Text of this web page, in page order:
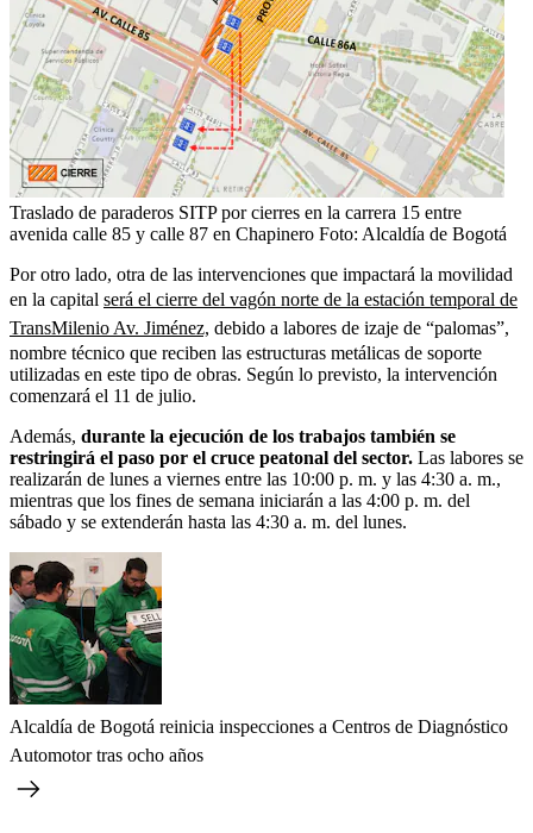
Traslado de paraderos SITP por cierres en la carrera 15 entre
avenida calle 85 y calle 87 en Chapinero Foto: Alcaldía de Bogotá
Por otro lado, otra de las intervenciones que impactará la movilidad
en la capital será el cierre del vagón norte de la estación temporal de
TransMilenio Av. Jiménez, debido a labores de izaje de “palomas”,
nombre técnico que reciben las estructuras metálicas de soporte
utilizadas en este tipo de obras. Según lo previsto, la intervención
comenzará el 11 de julio.
Además, durante la ejecución de los trabajos también se
restringirá el paso por el cruce peatonal del sector. Las labores se
realizarán de lunes a viernes entre las 10:00 p. m. y las 4:30 a. m.,
mientras que los fines de semana iniciarán a las 4:00 p. m. del
sábado y se extenderán hasta las 4:30 a. m. del lunes.
Alcaldía de Bogotá reinicia inspecciones a Centros de Diagnóstico
Automotor tras ocho años